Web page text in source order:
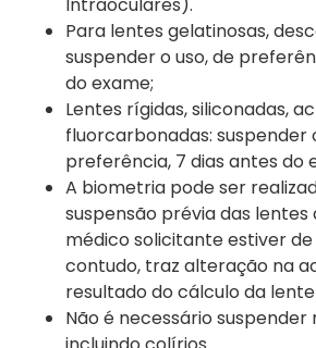
Intraoculares).
Para lentes gelatinosas,
suspender o uso, de
do exame;
Lentes rígidas, siliconadas,
fluorcarbonadas: suspender
preferência, 7 dias antes do
A biometria pode ser
suspensão prévia das lentes
médico solicitante estiver de
contudo, traz alteração na
resultado do cálculo da
Não é necessário